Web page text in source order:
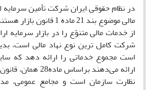
در نظام حقوقی ایران شرکت تأمین سرمایه
مالی موضوع بند 21 ماده 1
از خدمات مالی متنوّع را در بازار سرمایه
شرکت کامل ترین نوع نهاد مالی است،
است مجموع خدماتی را ارائه دهد که
ارائه می‌دهند براساس
نظارت سازمان است و مجامع عمومی،